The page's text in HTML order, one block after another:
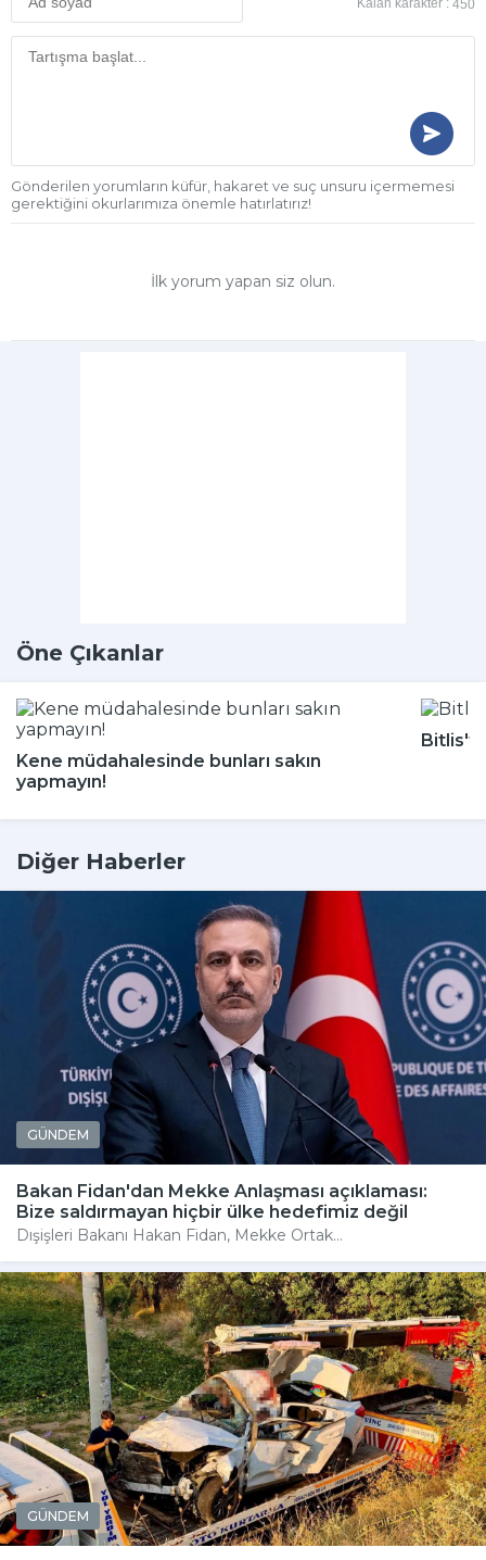
450
Gönderilen yorumların küfür, hakaret ve suç unsuru içermemesi
gerektiğini okurlarımıza önemle hatırlatırız!
İlk yorum yapan siz olun.
Öne Çıkanlar
Kene müdahalesinde bunları sakın
yapmayın!
Diğer Haberler
GÜNDEM
Bakan Fidan'dan Mekke Anlaşması açıklaması:
Bize saldırmayan hiçbir ülke hedefimiz değil
Dışişleri Bakanı Hakan Fidan, Mekke Ortak...
GÜNDEM